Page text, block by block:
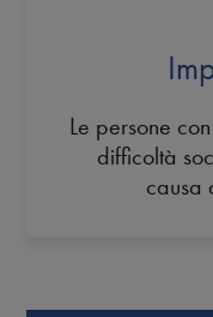
Le persone
difficoltà
causa